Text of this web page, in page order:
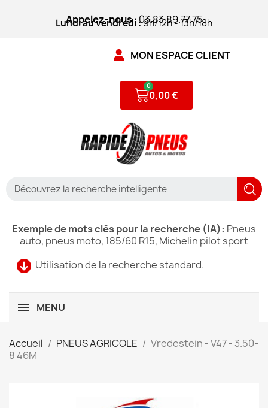
Appelez-nous: 03.83.89.77.75
Lundi au vendredi :9h/12h - 13h/18h
MON ESPACE CLIENT
0,00 €
Utilisation de la recherche standard.
Exemple de mots clés pour la recherche (IA): Pneus
auto, pneus moto, 185/60 R15, Michelin pilot sport
MENU
Accueil PNEUS AGRICOLE
Vredestein - V47 - 3.50-
8 46M